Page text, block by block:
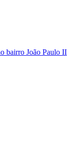
bairro João Paulo II